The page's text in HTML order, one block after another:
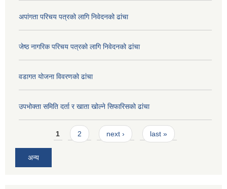
अपांगता परिचय पत्रको लागि निवेदनको ढांचा
जेष्ठ नागरिक परिचय पत्रको लागि निवेदनको ढांचा
वडागत योजना विवरणको ढांचा
उपभोक्ता समिति दर्ता र खाता खोल्ने सिफारिसको ढांचा
Pages1 2 next › last »
अन्य